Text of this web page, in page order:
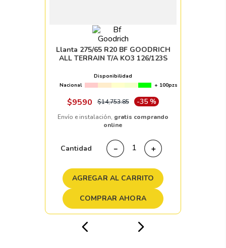
Llanta 275/65 R20 BF GOODRICH
ALL TERRAIN T/A KO3 126/123S
Disponibilidad
Nacional
+ 100pzs
$9590 $14,753.85 -35 %
Envío e instalación, gratis comprando
online
Cantidad ＋
－
AGREGAR AL CARRITO
COMPRAR AHORA